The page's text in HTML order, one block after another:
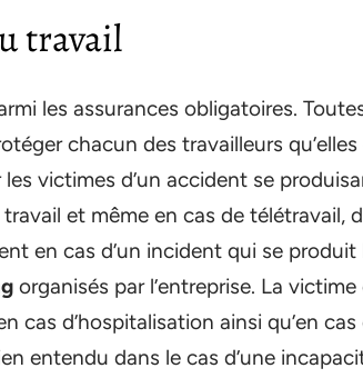
travail
les assurances obligatoires.
chacun des travailleurs
victimes d’un accident se
et même en cas de télétravail,
en cas d’un incident qui se produit
organisés par l’entreprise. La victime
cas d’hospitalisation ainsi qu’en cas
entendu dans le cas d’une